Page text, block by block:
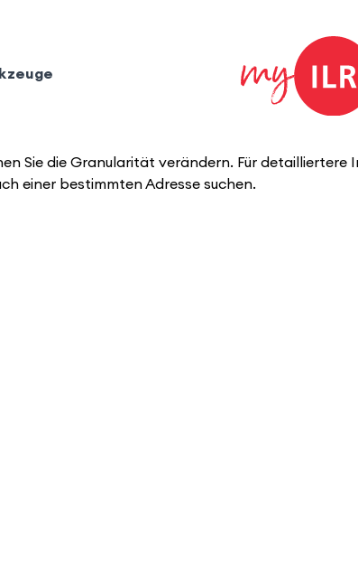
Sie die Granularität verändern. Für
einer bestimmten Adresse suchen.